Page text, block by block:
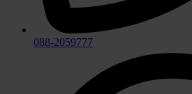
088-2059777